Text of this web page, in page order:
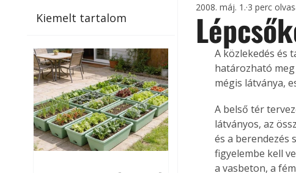
Kiemelt tartalom
2008. máj. 1. 3 perc
A közlekedés
határozható
mégis látványa,
A belső tér
látványos, az
és a berendezés
figyelembe kell
a vasbeton, a